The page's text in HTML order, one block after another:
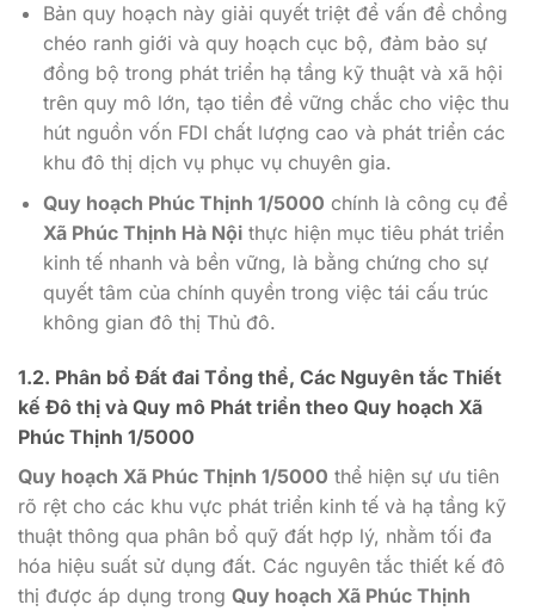
Bản quy hoạch này giải quyết triệt để vấn đề chồng
chéo ranh giới và quy hoạch cục bộ, đảm bảo sự
đồng bộ trong phát triển hạ tầng kỹ thuật và xã hội
trên quy mô lớn, tạo tiền đề vững chắc cho việc thu
hút nguồn vốn FDI chất lượng cao và phát triển các
khu đô thị dịch vụ phục vụ chuyên gia.
Quy hoạch Phúc Thịnh 1/5000 chính là công cụ để
Xã Phúc Thịnh Hà Nộithực hiện mục tiêu phát triển
kinh tế nhanh và bền vững, là bằng chứng cho sự
quyết tâm của chính quyền trong việc tái cấu trúc
không gian đô thị Thủ đô.
1.2. Phân bổ Đất đai Tổng thể, Các Nguyên tắc Thiết
kế Đô thị và Quy mô Phát triển theo Quy hoạch Xã
Phúc Thịnh 1/5000
Quy hoạch Xã Phúc Thịnh 1/5000 thể hiện sự ưu tiên
rõ rệt cho các khu vực phát triển kinh tế và hạ tầng kỹ
thuật thông qua phân bổ quỹ đất hợp lý, nhằm tối đa
hóa hiệu suất sử dụng đất. Các nguyên tắc thiết kế đô
thị được áp dụng trong Quy hoạch Xã Phúc Thịnh